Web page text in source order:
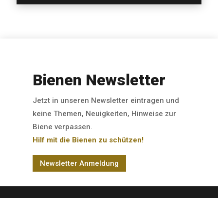
Bienen Newsletter
Jetzt in unseren Newsletter eintragen und
keine Themen, Neuigkeiten, Hinweise zur
Biene verpassen.
Hilf mit die Bienen zu schützen!
Newsletter Anmeldung